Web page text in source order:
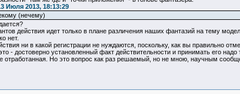
Июля 2013, 18:13:29
(нечему)
действия идет только в плане различения наших фантазий на тему
нет.
ни в какой регистрации не нуждаются, поскольку, как вы правильно
- достоверно установленный факт действительности и принимать его
отработанная. Но это вопрос как раз решаемый, но не мною, научным